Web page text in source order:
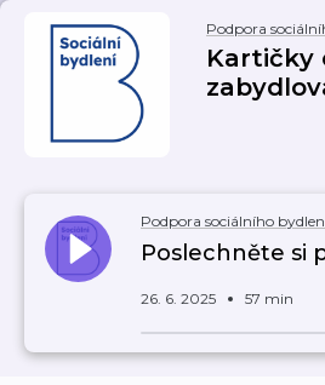
Podpora
Kartičky
Podpora sociálního
Poslechněte si
26. 6. 2025 57 min